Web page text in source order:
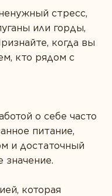
стресс,
или горды,
когда вы
кто рядом с
о себе часто
питание,
и достаточный
которая